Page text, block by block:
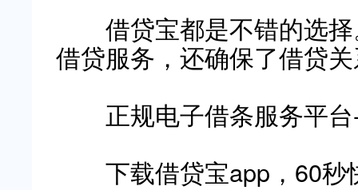
借贷宝都是不错的选择
借贷服务，还确保了借贷
正规电子借条服务平
下载借贷宝app，60秒